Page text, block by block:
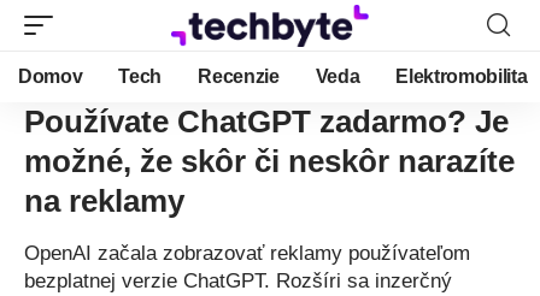
Domov Tech Recenzie Veda Elektromobilita
Používate ChatGPT zadarmo? Je
možné, že skôr či neskôr narazíte
na reklamy
OpenAI začala zobrazovať reklamy používateľom
bezplatnej verzie ChatGPT. Rozšíri sa inzerčný